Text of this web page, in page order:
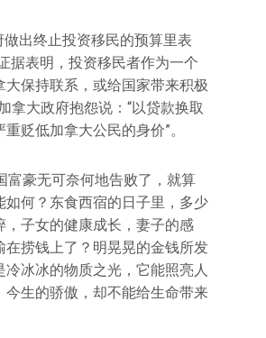
做出终止投资移民的预算里表
据表明，投资移民者作为一个
大保持联系，或给国家带来积极
拿大政府抱怨说：“以贷款换取
贬低加拿大公民的身价”。
富豪无可奈何地告败了，就算
如何？东食西宿的日子里，多少
，子女的健康成长，妻子的感
在捞钱上了？明晃晃的金钱所发
冷冰冰的物质之光，它能照亮人
今生的骄傲，却不能给生命带来